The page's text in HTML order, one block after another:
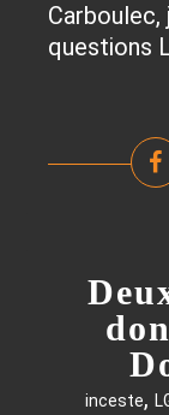
questions
inceste,